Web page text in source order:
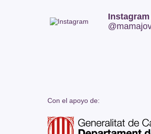
Instagram
Con el apoyo de: